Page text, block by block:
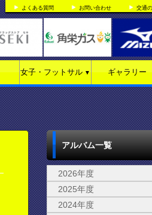
よくある質問 お問い合わせ 交通
女子・フットサル▼ ギャラリー
アルバム一覧
2026年度
2025年度
2024年度